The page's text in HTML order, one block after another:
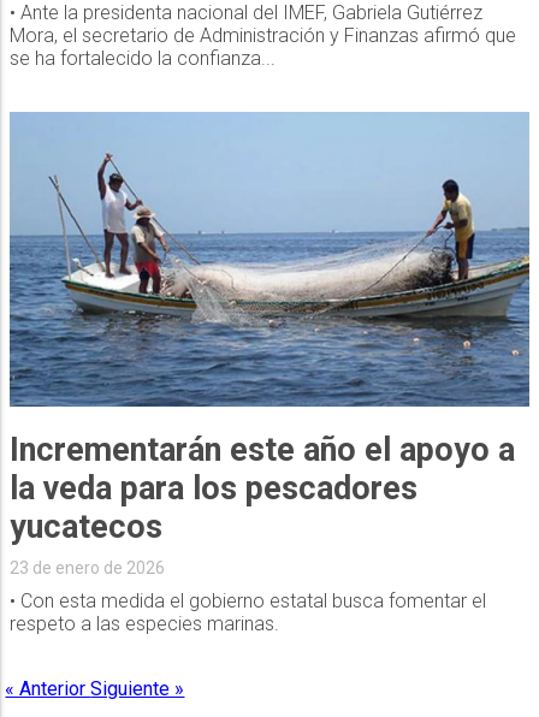
• Ante la presidenta nacional del IMEF, Gabriela Gutiérrez
Mora, el secretario de Administración y Finanzas afirmó que
se ha fortalecido la confianza...
Incrementarán este año el apoyo a
la veda para los pescadores
yucatecos
23 de enero de 2026
• Con esta medida el gobierno estatal busca fomentar el
respeto a las especies marinas.
« AnteriorSiguiente »